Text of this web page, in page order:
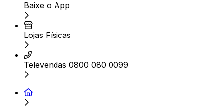
Baixe o App
Lojas Físicas
Televendas 0800 080 0099